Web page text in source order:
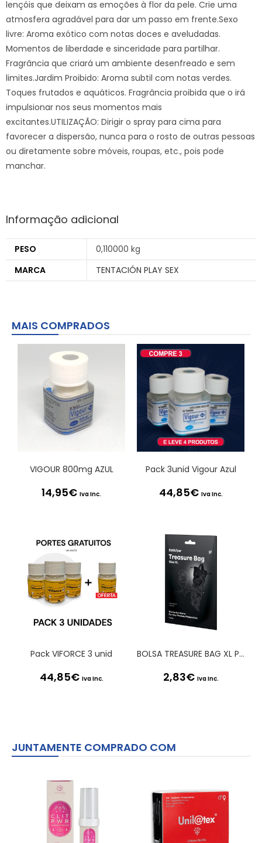
lençóis que deixam as emoções à flor da pele. Crie uma
atmosfera agradável para dar um passo em frente.Sexo
livre: Aroma exótico com notas doces e aveludadas.
Momentos de liberdade e sinceridade para partilhar.
Fragrância que criará um ambiente desenfreado e sem
limites.Jardim Proibido: Aroma subtil com notas verdes.
Toques frutados e aquáticos. Fragrância proibida que o irá
impulsionar nos seus momentos mais
excitantes.UTILIZAÇÃO: Dirigir o spray para cima para
favorecer a dispersão, nunca para o rosto de outras pessoas
ou diretamente sobre móveis, roupas, etc., pois pode
manchar.
Informação adicional
PESO
0,110000 kg
MARCA
TENTACIÓN PLAY SEX
MAIS COMPRADOS
VIGOUR 800mg AZUL
14,95€ Iva Inc.
Pack 3unid Vigour Azul
44,85€ Iva Inc.
Pack VIFORCE 3 unid
44,85€ Iva Inc.
BOLSA TREASURE BAG XL PRETA SATISFYER
2,83€ Iva Inc.
JUNTAMENTE COMPRADO COM